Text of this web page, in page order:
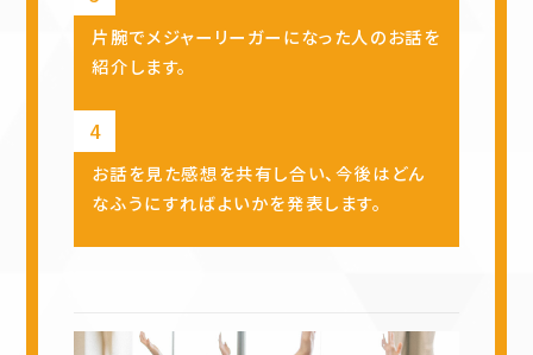
片腕でメジャーリーガーになった人のお話を
紹介します。
お話を見た感想を共有し合い、今後はどん
なふうにすればよいかを発表します。